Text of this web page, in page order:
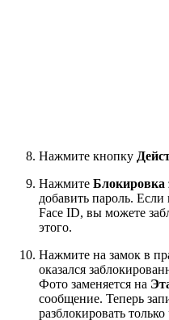
Нажмите кнопку
Нажмите Блокировка
добавить пароль.
Face ID, вы можете
этого.
Нажмите на замок в
оказался
Фото заменяется на
сообщение. Теперь
разблокировать